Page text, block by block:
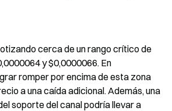
cerca de un rango crítico de
y $0,0000066. En
romper por encima de esta zona
a una caída adicional. Además, una
soporte del canal podría llevar a